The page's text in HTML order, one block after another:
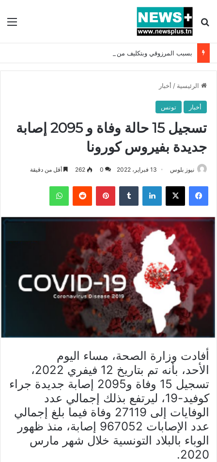
بحث عن
الرئيسية / أخبار
أخبار تونس
تسجيل 15 حالة وفاة و 2095 إصابة
جديدة بفيروس كورونا
نيوز بلوس 13 فبراير، 2022 0
262 أقل من دقيقة
فيسبوك X لينكدإن بينتيريست واتساب
أفادت وزارة الصحة، مساء اليوم
الأحد، بأنه تم بتاريخ 12 فيفري 2022،
تسجيل 15 وفاة و2095 إصابة جديدة جراء
كوفيد-19، ليرتفع بذلك إجمالي عدد
الوفايات إلى 27119 وفاة فيما بلغ إجمالي
عدد الإصابات 967052 إصابة، منذ ظهور
الوباء بالبلاد التونسية خلال شهر مارس
2020.